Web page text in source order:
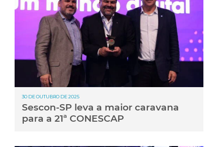
30 DE OUTUBRO DE 2025
Sescon-SP leva a maior caravana
para a 21ª CONESCAP